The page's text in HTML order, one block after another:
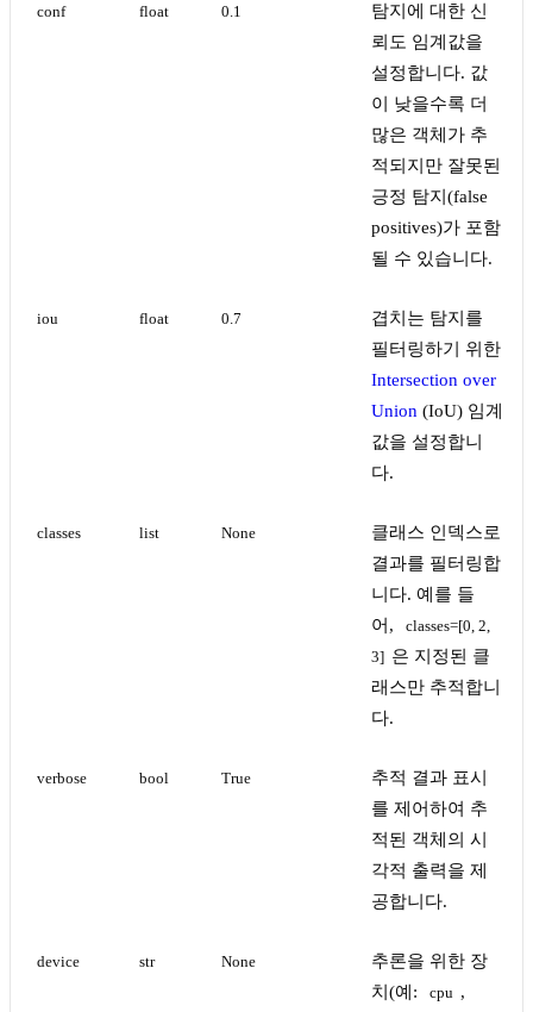
conf float 0.1
탐지에 대한 신
뢰도 임계값을
설정합니다. 값
이 낮을수록 더
많은 객체가 추
적되지만 잘못된
긍정 탐지(false
positives)가 포함
될 수 있습니다.
iou float 0.7
겹치는 탐지를
필터링하기 위한
Intersection over
Union (IoU) 임계
값을 설정합니
다.
classes list None
클래스 인덱스로
결과를 필터링합
니다. 예를 들
어,
classes=[0, 2,
3] 은 지정된 클
래스만 추적합니
다.
verbose bool True
추적 결과 표시
를 제어하여 추
적된 객체의 시
각적 출력을 제
공합니다.
device str None
추론을 위한 장
치(예:
cpu ,